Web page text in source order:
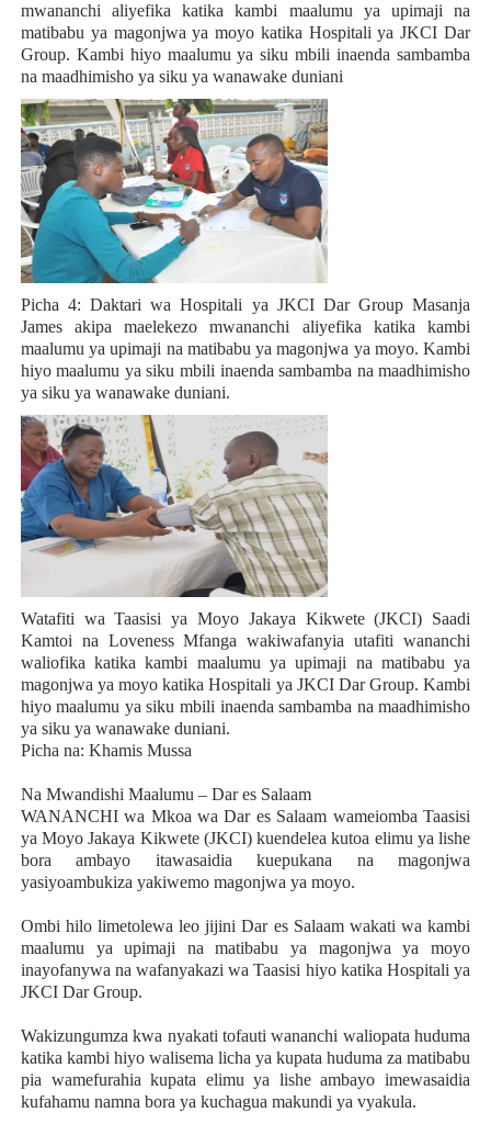
mwananchi aliyefika katika kambi maalumu ya upimaji na
matibabu ya magonjwa ya moyo katika Hospitali ya JKCI Dar
Group. Kambi hiyo maalumu ya siku mbili inaenda sambamba
na maadhimisho ya siku ya wanawake duniani
Picha 4: Daktari wa Hospitali ya JKCI Dar Group Masanja
James akipa maelekezo mwananchi aliyefika katika kambi
maalumu ya upimaji na matibabu ya magonjwa ya moyo. Kambi
hiyo maalumu ya siku mbili inaenda sambamba na maadhimisho
ya siku ya wanawake duniani.
Watafiti wa Taasisi ya Moyo Jakaya Kikwete (JKCI) Saadi
Kamtoi na Loveness Mfanga wakiwafanyia utafiti wananchi
waliofika katika kambi maalumu ya upimaji na matibabu ya
magonjwa ya moyo katika Hospitali ya JKCI Dar Group. Kambi
hiyo maalumu ya siku mbili inaenda sambamba na maadhimisho
ya siku ya wanawake duniani.
Picha na: Khamis Mussa
Na Mwandishi Maalumu – Dar es Salaam
WANANCHI wa Mkoa wa Dar es Salaam wameiomba Taasisi
ya Moyo Jakaya Kikwete (JKCI) kuendelea kutoa elimu ya lishe
bora ambayo itawasaidia kuepukana na magonjwa
yasiyoambukiza yakiwemo magonjwa ya moyo.
Ombi hilo limetolewa leo jijini Dar es Salaam wakati wa kambi
maalumu ya upimaji na matibabu ya magonjwa ya moyo
inayofanywa na wafanyakazi wa Taasisi hiyo katika Hospitali ya
JKCI Dar Group.
Wakizungumza kwa nyakati tofauti wananchi waliopata huduma
katika kambi hiyo walisema licha ya kupata huduma za matibabu
pia wamefurahia kupata elimu ya lishe ambayo imewasaidia
kufahamu namna bora ya kuchagua makundi ya vyakula.